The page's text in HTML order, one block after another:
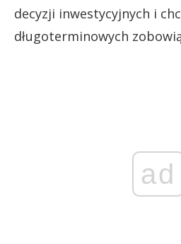
decyzji inwestycyjnych i
długoterminowych
ad